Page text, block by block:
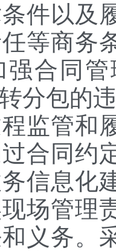
件以及
等商务
强合同
分包的
管和履
合同约
信息化
场管理
义务。